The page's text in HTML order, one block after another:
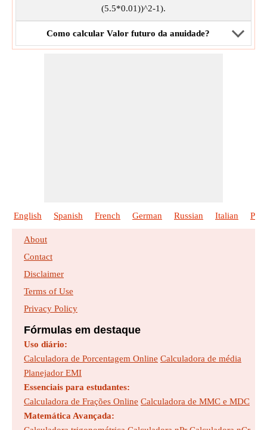
(5.5*0.01))^2-1).
Como calcular Valor futuro da anuidade?
English Spanish French German Russian Italian
About
Contact
Disclaimer
Terms of Use
Privacy Policy
Fórmulas em destaque
Uso diário:
Calculadora de Porcentagem Online Calculadora de média
Planejador EMI
Essenciais para estudantes:
Calculadora de Frações Online Calculadora de MMC e MDC
Matemática Avançada: